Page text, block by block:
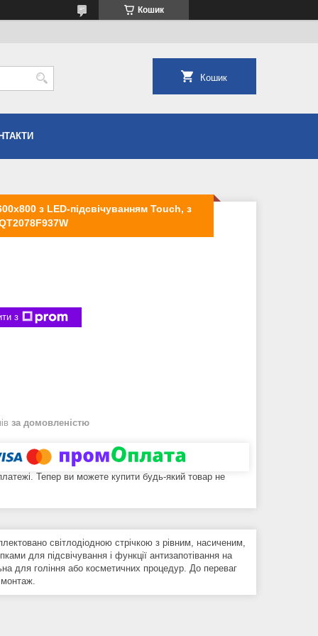
Кошик
Кошик
з LED-підсвічуванням Touch, з
з
за домовленістю
Тепер ви можете купити будь-який товар не
світлодіодною стрічкою з рівним, насиченим,
для підсвічування і функції антизапотівання на
для гоління або косметичних процедур. До переваг